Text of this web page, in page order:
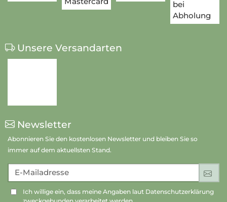
Newsletter
Abonnieren Sie den kostenlosen Newsletter und bleiben Sie so
immer auf dem aktuellsten Stand.
E-Mailadresse
Ich willige ein, dass meine Angaben laut Datenschutzerklärung